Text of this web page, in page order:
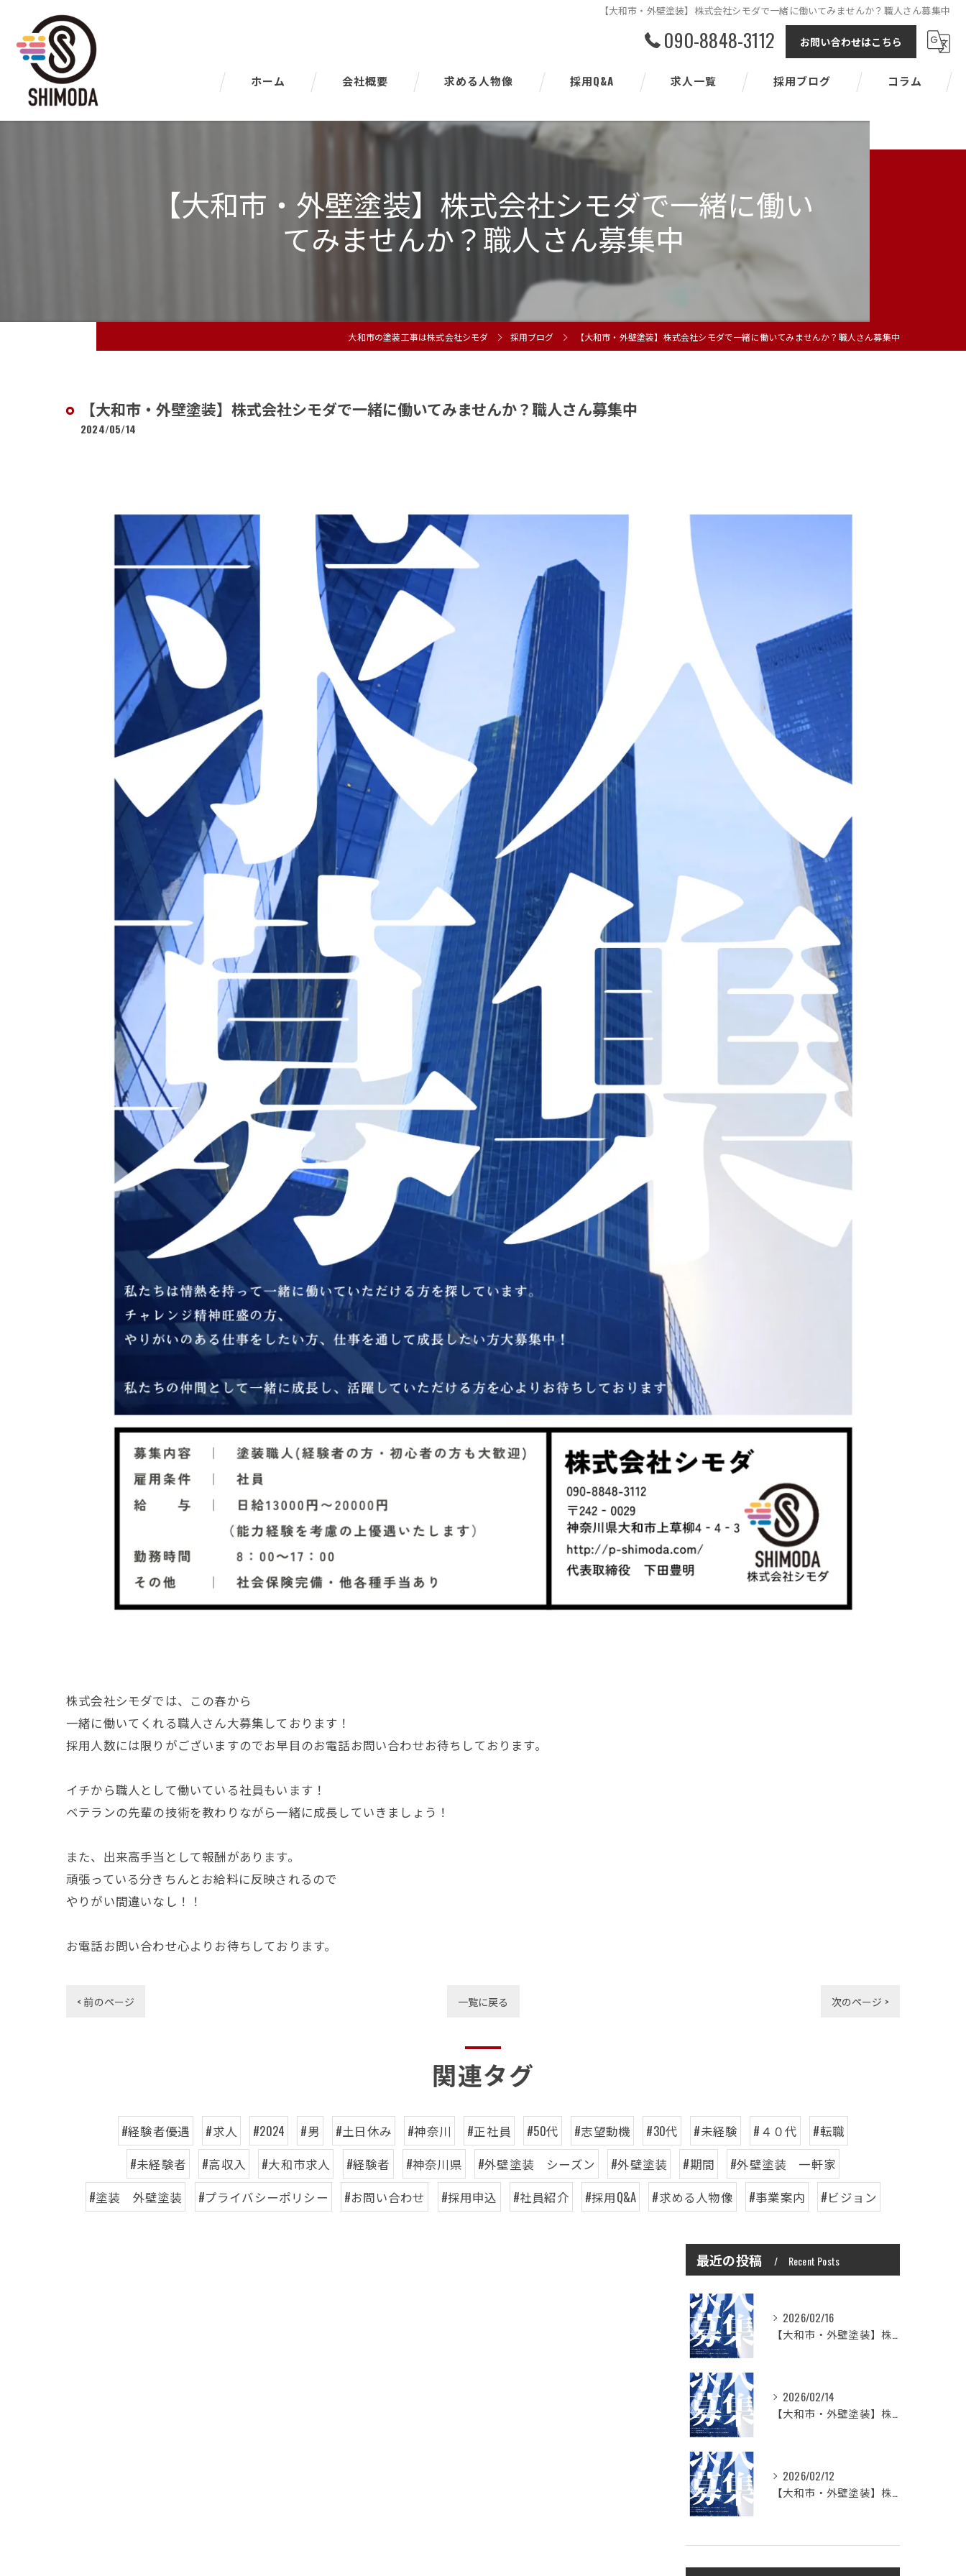
【大和市・外壁塗装】株式会社シモダで一緒に働いてみませんか？職人さん募集中
090-8848-3112 お問い合わせはこちら
ホーム 会社概要
事業案内
求める人物像 採用Q&A 求人一覧 採用ブログ コラム
【大和市・外壁塗装】株式会社シモダで一緒に働い
てみませんか？職人さん募集中
大和市の塗装工事は株式会社シモダ 採用ブログ 【大和市・外壁塗装】株式会社シモダで一緒に働いてみませんか？職人さん募集中
【大和市・外壁塗装】株式会社シモダで一緒に働いてみませんか？職人さん募集中
2024/05/14
株式会社シモダでは、この春から
一緒に働いてくれる職人さん大募集しております！
採用人数には限りがございますのでお早目のお電話お問い合わせお待ちしております。
イチから職人として働いている社員もいます！
ベテランの先輩の技術を教わりながら一緒に成長していきましょう！
また、出来高手当として報酬があります。
頑張っている分きちんとお給料に反映されるので
やりがい間違いなし！！
お電話お問い合わせ心よりお待ちしております。
< 前のページ 一覧に戻る 次のページ >
関連タグ
#経験者優遇 #求人 #2024 #男 #土日休み #神奈川 #正社員 #50代 #志望動機 #30代 #未経験 #４０代
#転職
#未経験者
#高収入 #大和市求人 #経験者 #神奈川県 #外壁塗装 シーズン #外壁塗装 #期間
#外壁塗装 一軒家
#塗装 外壁塗装
#プライバシーポリシー #お問い合わせ #採用申込 #社員紹介 #採用Q&A #求める人物像 #事業案内 #ビジョン
最近の投稿 Recent Posts
2026/02/16
【大和市・外壁塗装】株式会社シモダで一緒に働いてみませんか？職人さん募集中
2026/02/14
【大和市・外壁塗装】株式会社シモダの想い
2026/02/12
【大和市・外壁塗装】株式会社シモダ 一緒に働いてくれる職人さん大募集